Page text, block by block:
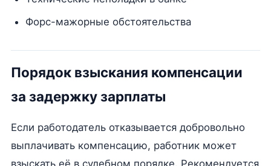
Форс-мажорные обстоятельства
Порядок взыскания компенсации
за задержку зарплаты
Если работодатель отказывается добровольно
выплачивать компенсацию, работник может